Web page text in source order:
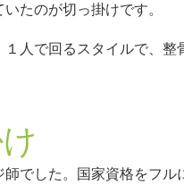
たのが切っ掛けです。
人で回るスタイルで、整
でした。国家資格をフル